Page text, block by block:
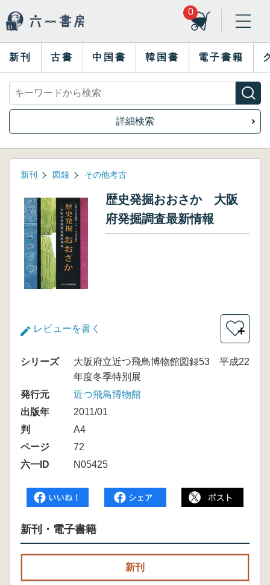
0
新刊 古書 中国書 韓国書 電子書籍
詳細検索
新刊 図録 その他考古
歴史発掘おおさか 大阪
府発掘調査最新情報
レビューを書く ＋
シリーズ
大阪府立近つ飛鳥博物館図録53 平成22
年度冬季特別展
発行元
近つ飛鳥博物館
出版年
2011/01
判
A4
ページ
72
六一ID
N05425
新刊・電子書籍
新刊